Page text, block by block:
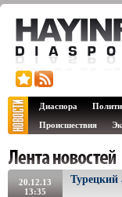
Диаспора
Происшествия
20.12.13
13:35
Турецкий